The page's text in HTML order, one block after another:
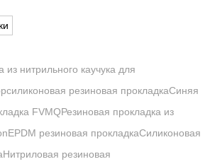
из нитрильного каучука для
резиновая прокладкаСиняя
FVMQРезиновая прокладка из
EPDM резиновая прокладкаСиликоновая
Нитриловая резиновая